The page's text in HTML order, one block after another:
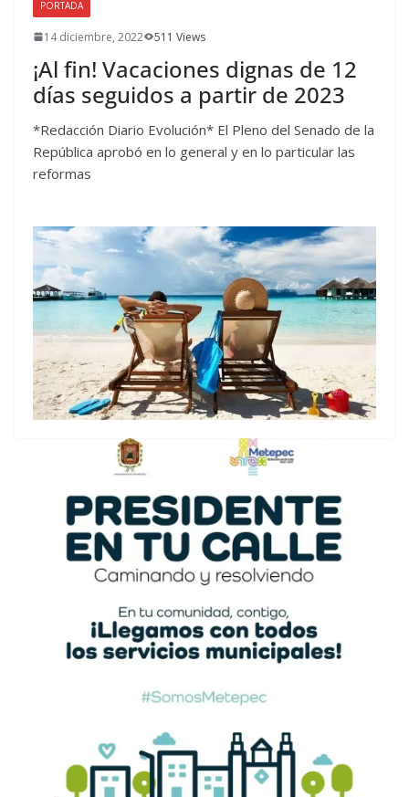
PORTADA
14 diciembre, 2022 511 Views
¡Al fin! Vacaciones dignas de 12
días seguidos a partir de 2023
*Redacción Diario Evolución* El Pleno del Senado de la
República aprobó en lo general y en lo particular las
reformas